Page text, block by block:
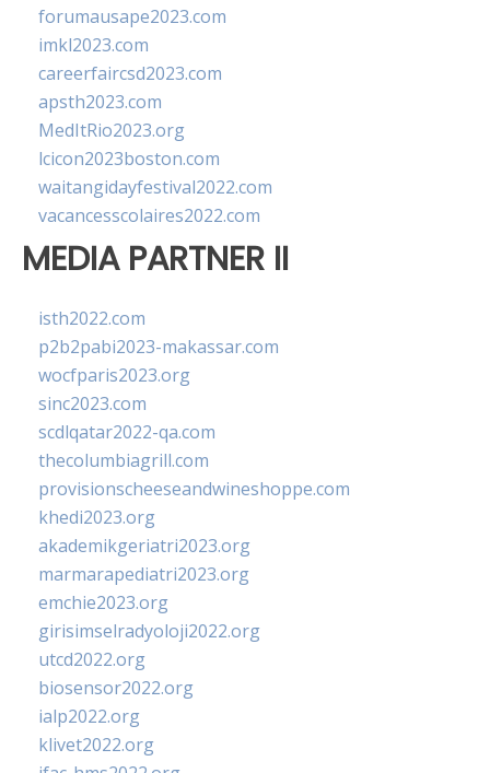
forumausape2023.com
imkl2023.com
careerfaircsd2023.com
apsth2023.com
MedItRio2023.org
lcicon2023boston.com
waitangidayfestival2022.com
vacancesscolaires2022.com
MEDIA PARTNER II
isth2022.com
p2b2pabi2023-makassar.com
wocfparis2023.org
sinc2023.com
scdlqatar2022-qa.com
thecolumbiagrill.com
provisionscheeseandwineshoppe.com
khedi2023.org
akademikgeriatri2023.org
marmarapediatri2023.org
emchie2023.org
girisimselradyoloji2022.org
utcd2022.org
biosensor2022.org
ialp2022.org
klivet2022.org